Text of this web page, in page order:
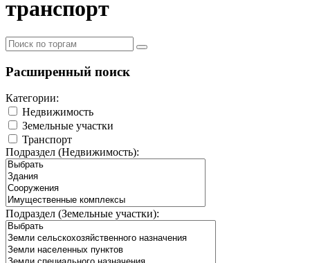
транспорт
Расширенный поиск
Категории:
Недвижимость
Земельные участки
Транспорт
Подраздел (Недвижимость):
Подраздел (Земельные участки):